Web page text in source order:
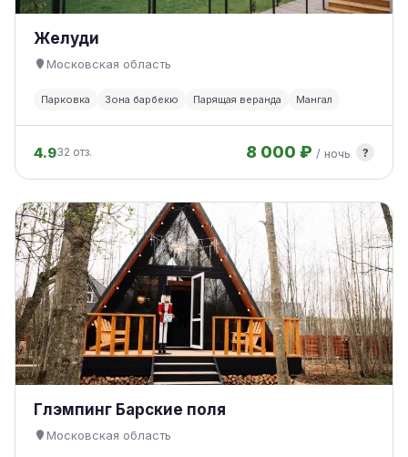
Желуди
Московская область
Парковка Зона барбекю Парящая веранда Мангал
4.932 отз. 8 000 ₽ / ночь ?
Глэмпинг Барские поля
Московская область